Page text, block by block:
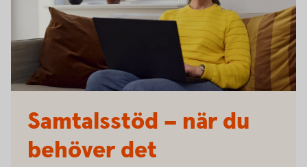
Samtalsstöd – när du
behöver det